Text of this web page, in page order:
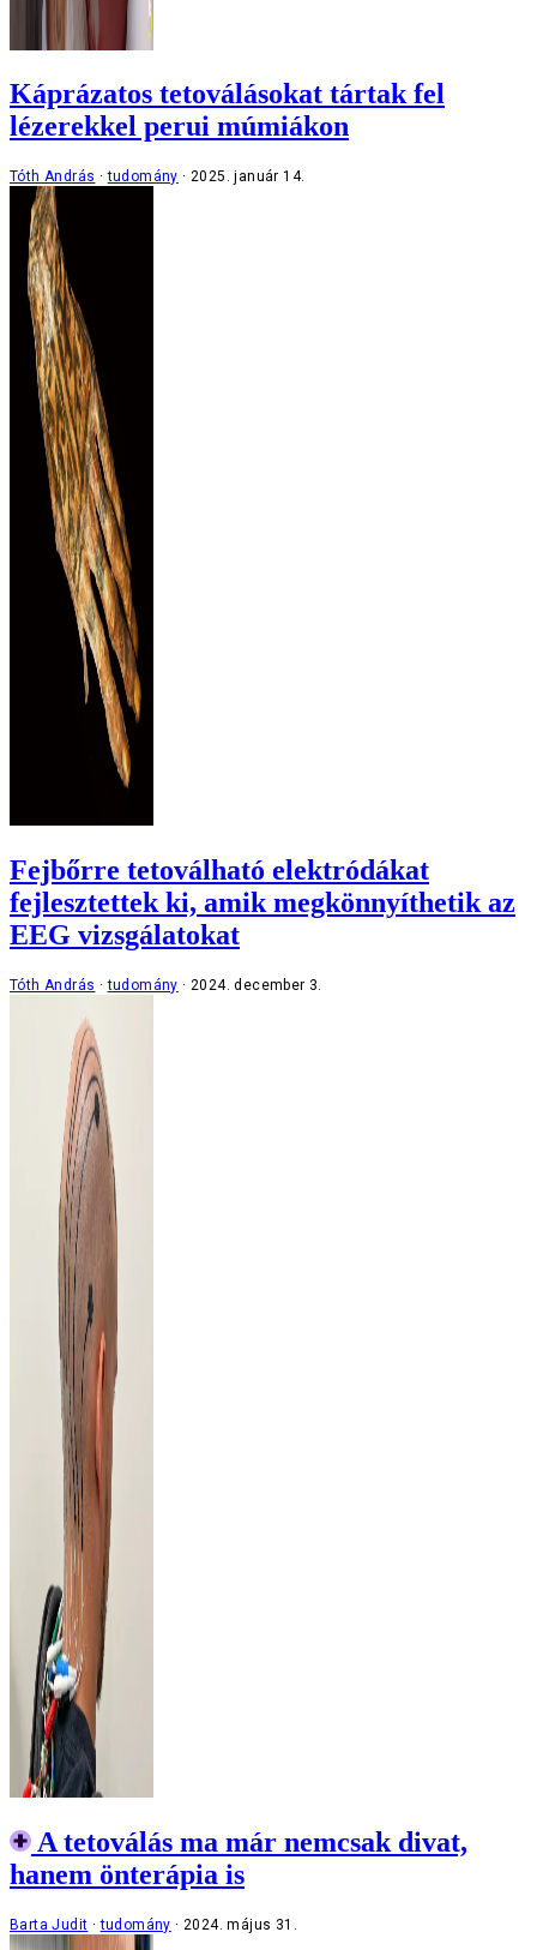
Káprázatos tetoválásokat tártak fel
lézerekkel perui múmiákon
Tóth András tudomány 2025. január 14.
Fejbőrre tetoválható elektródákat
fejlesztettek ki, amik megkönnyíthetik az
EEG vizsgálatokat
Tóth András tudomány 2024. december 3.
A tetoválás ma már nemcsak divat,
hanem önterápia is
Barta Judit tudomány 2024. május 31.